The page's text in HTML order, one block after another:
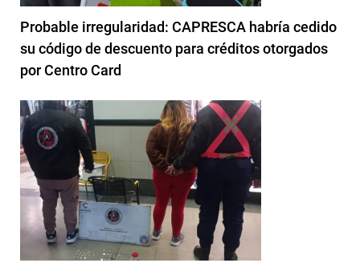
Probable irregularidad: CAPRESCA habría cedido
su código de descuento para créditos otorgados
por Centro Card